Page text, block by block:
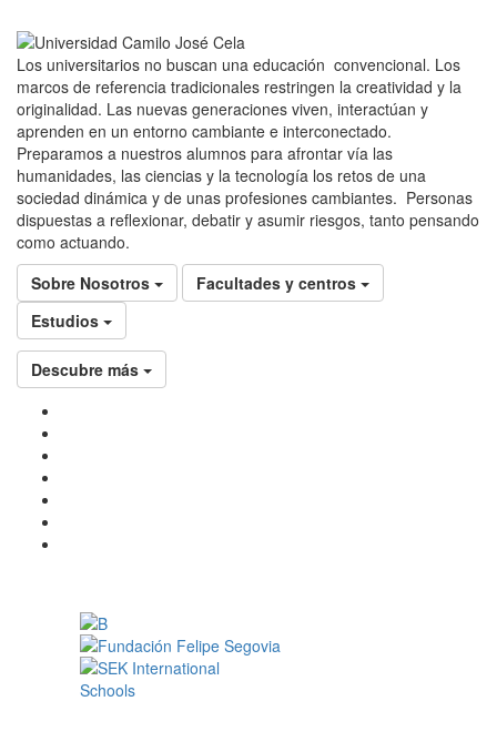
Los universitarios no buscan una educación convencional. Los
marcos de referencia tradicionales restringen la creatividad y la
originalidad. Las nuevas generaciones viven, interactúan y
aprenden en un entorno cambiante e interconectado.
Preparamos a nuestros alumnos para afrontar vía las
humanidades, las ciencias y la tecnología los retos de una
sociedad dinámica y de unas profesiones cambiantes. Personas
dispuestas a reflexionar, debatir y asumir riesgos, tanto pensando
como actuando.
Sobre Nosotros
Facultades y centros
Estudios
Descubre más